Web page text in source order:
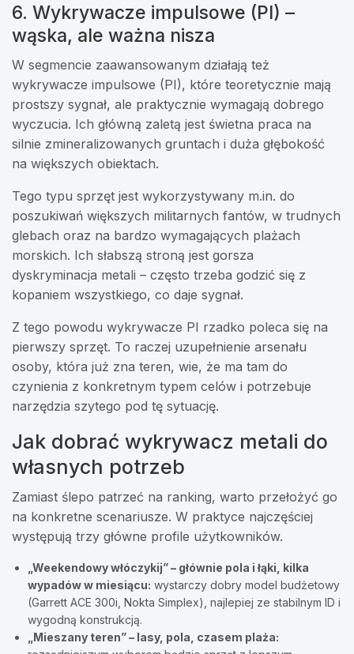
6. Wykrywacze impulsowe (PI) –
wąska, ale ważna nisza
W segmencie zaawansowanym działają też
wykrywacze impulsowe (PI), które teoretycznie mają
prostszy sygnał, ale praktycznie wymagają dobrego
wyczucia. Ich główną zaletą jest świetna praca na
silnie zmineralizowanych gruntach i duża głębokość
na większych obiektach.
Tego typu sprzęt jest wykorzystywany m.in. do
poszukiwań większych militarnych fantów, w trudnych
glebach oraz na bardzo wymagających plażach
morskich. Ich słabszą stroną jest gorsza
dyskryminacja metali – często trzeba godzić się z
kopaniem wszystkiego, co daje sygnał.
Z tego powodu wykrywacze PI rzadko poleca się na
pierwszy sprzęt. To raczej uzupełnienie arsenału
osoby, która już zna teren, wie, że ma tam do
czynienia z konkretnym typem celów i potrzebuje
narzędzia szytego pod tę sytuację.
Jak dobrać wykrywacz metali do
własnych potrzeb
Zamiast ślepo patrzeć na ranking, warto przełożyć go
na konkretne scenariusze. W praktyce najczęściej
występują trzy główne profile użytkowników.
„Weekendowy włóczykij” – głównie pola i łąki, kilka
wypadów w miesiącu: wystarczy dobry model budżetowy
(Garrett ACE 300i, Nokta Simplex), najlepiej ze stabilnym ID i
wygodną konstrukcją.
„Mieszany teren” – lasy, pola, czasem plaża: